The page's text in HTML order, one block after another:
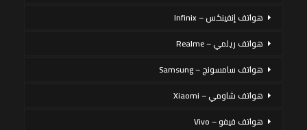
هواتف إنفينكس – Infinix
هواتف ريلمي – Realme
هواتف سامسونج – Samsung
هواتف شاومي – Xiaomi
هواتف فيفو – Vivo